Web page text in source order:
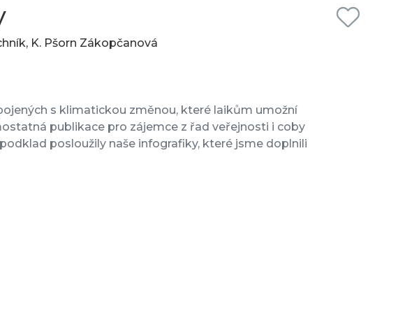
K. Pšorn Zákopčanová
s klimatickou změnou, které laikům umožní
publikace pro zájemce z řad veřejnosti i coby
posloužily naše infografiky, které jsme doplnili